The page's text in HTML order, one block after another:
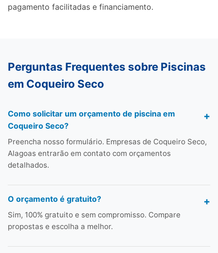
pagamento facilitadas e financiamento.
Perguntas Frequentes sobre Piscinas
em Coqueiro Seco
Como solicitar um orçamento de piscina em
Coqueiro Seco?
Preencha nosso formulário. Empresas de Coqueiro Seco,
Alagoas entrarão em contato com orçamentos
detalhados.
O orçamento é gratuito?
Sim, 100% gratuito e sem compromisso. Compare
propostas e escolha a melhor.